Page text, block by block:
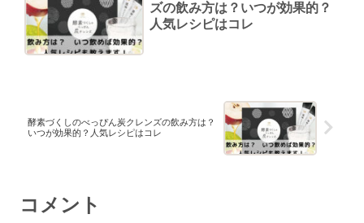
ズの飲み方は？いつが効果的？
人気レシピはコレ
酵素づくしのべっぴん炭クレンズの飲み方は？
いつが効果的？人気レシピはコレ
コメント